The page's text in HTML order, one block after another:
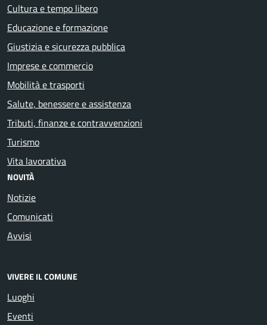
Cultura e tempo libero
Educazione e formazione
Giustizia e sicurezza pubblica
Imprese e commercio
Mobilità e trasporti
Salute, benessere e assistenza
Tributi, finanze e contravvenzioni
Turismo
Vita lavorativa
NOVITÀ
Notizie
Comunicati
Avvisi
VIVERE IL COMUNE
Luoghi
Eventi